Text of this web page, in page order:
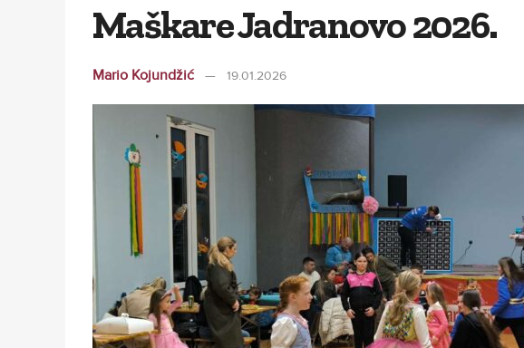
Maškare Jadranovo 2026.
Mario Kojundžić 19.01.2026